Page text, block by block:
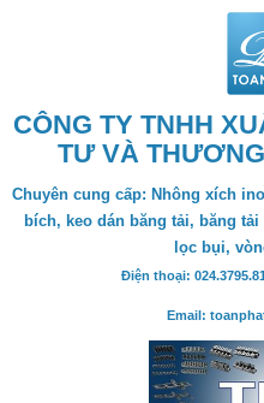
CÔNG TY TNHH
TƯ VÀ
Chuyên cung cấp: Nhông xích
bích, keo dán băng tải, băng
lọc bụi,
Điện thoại:
Email: